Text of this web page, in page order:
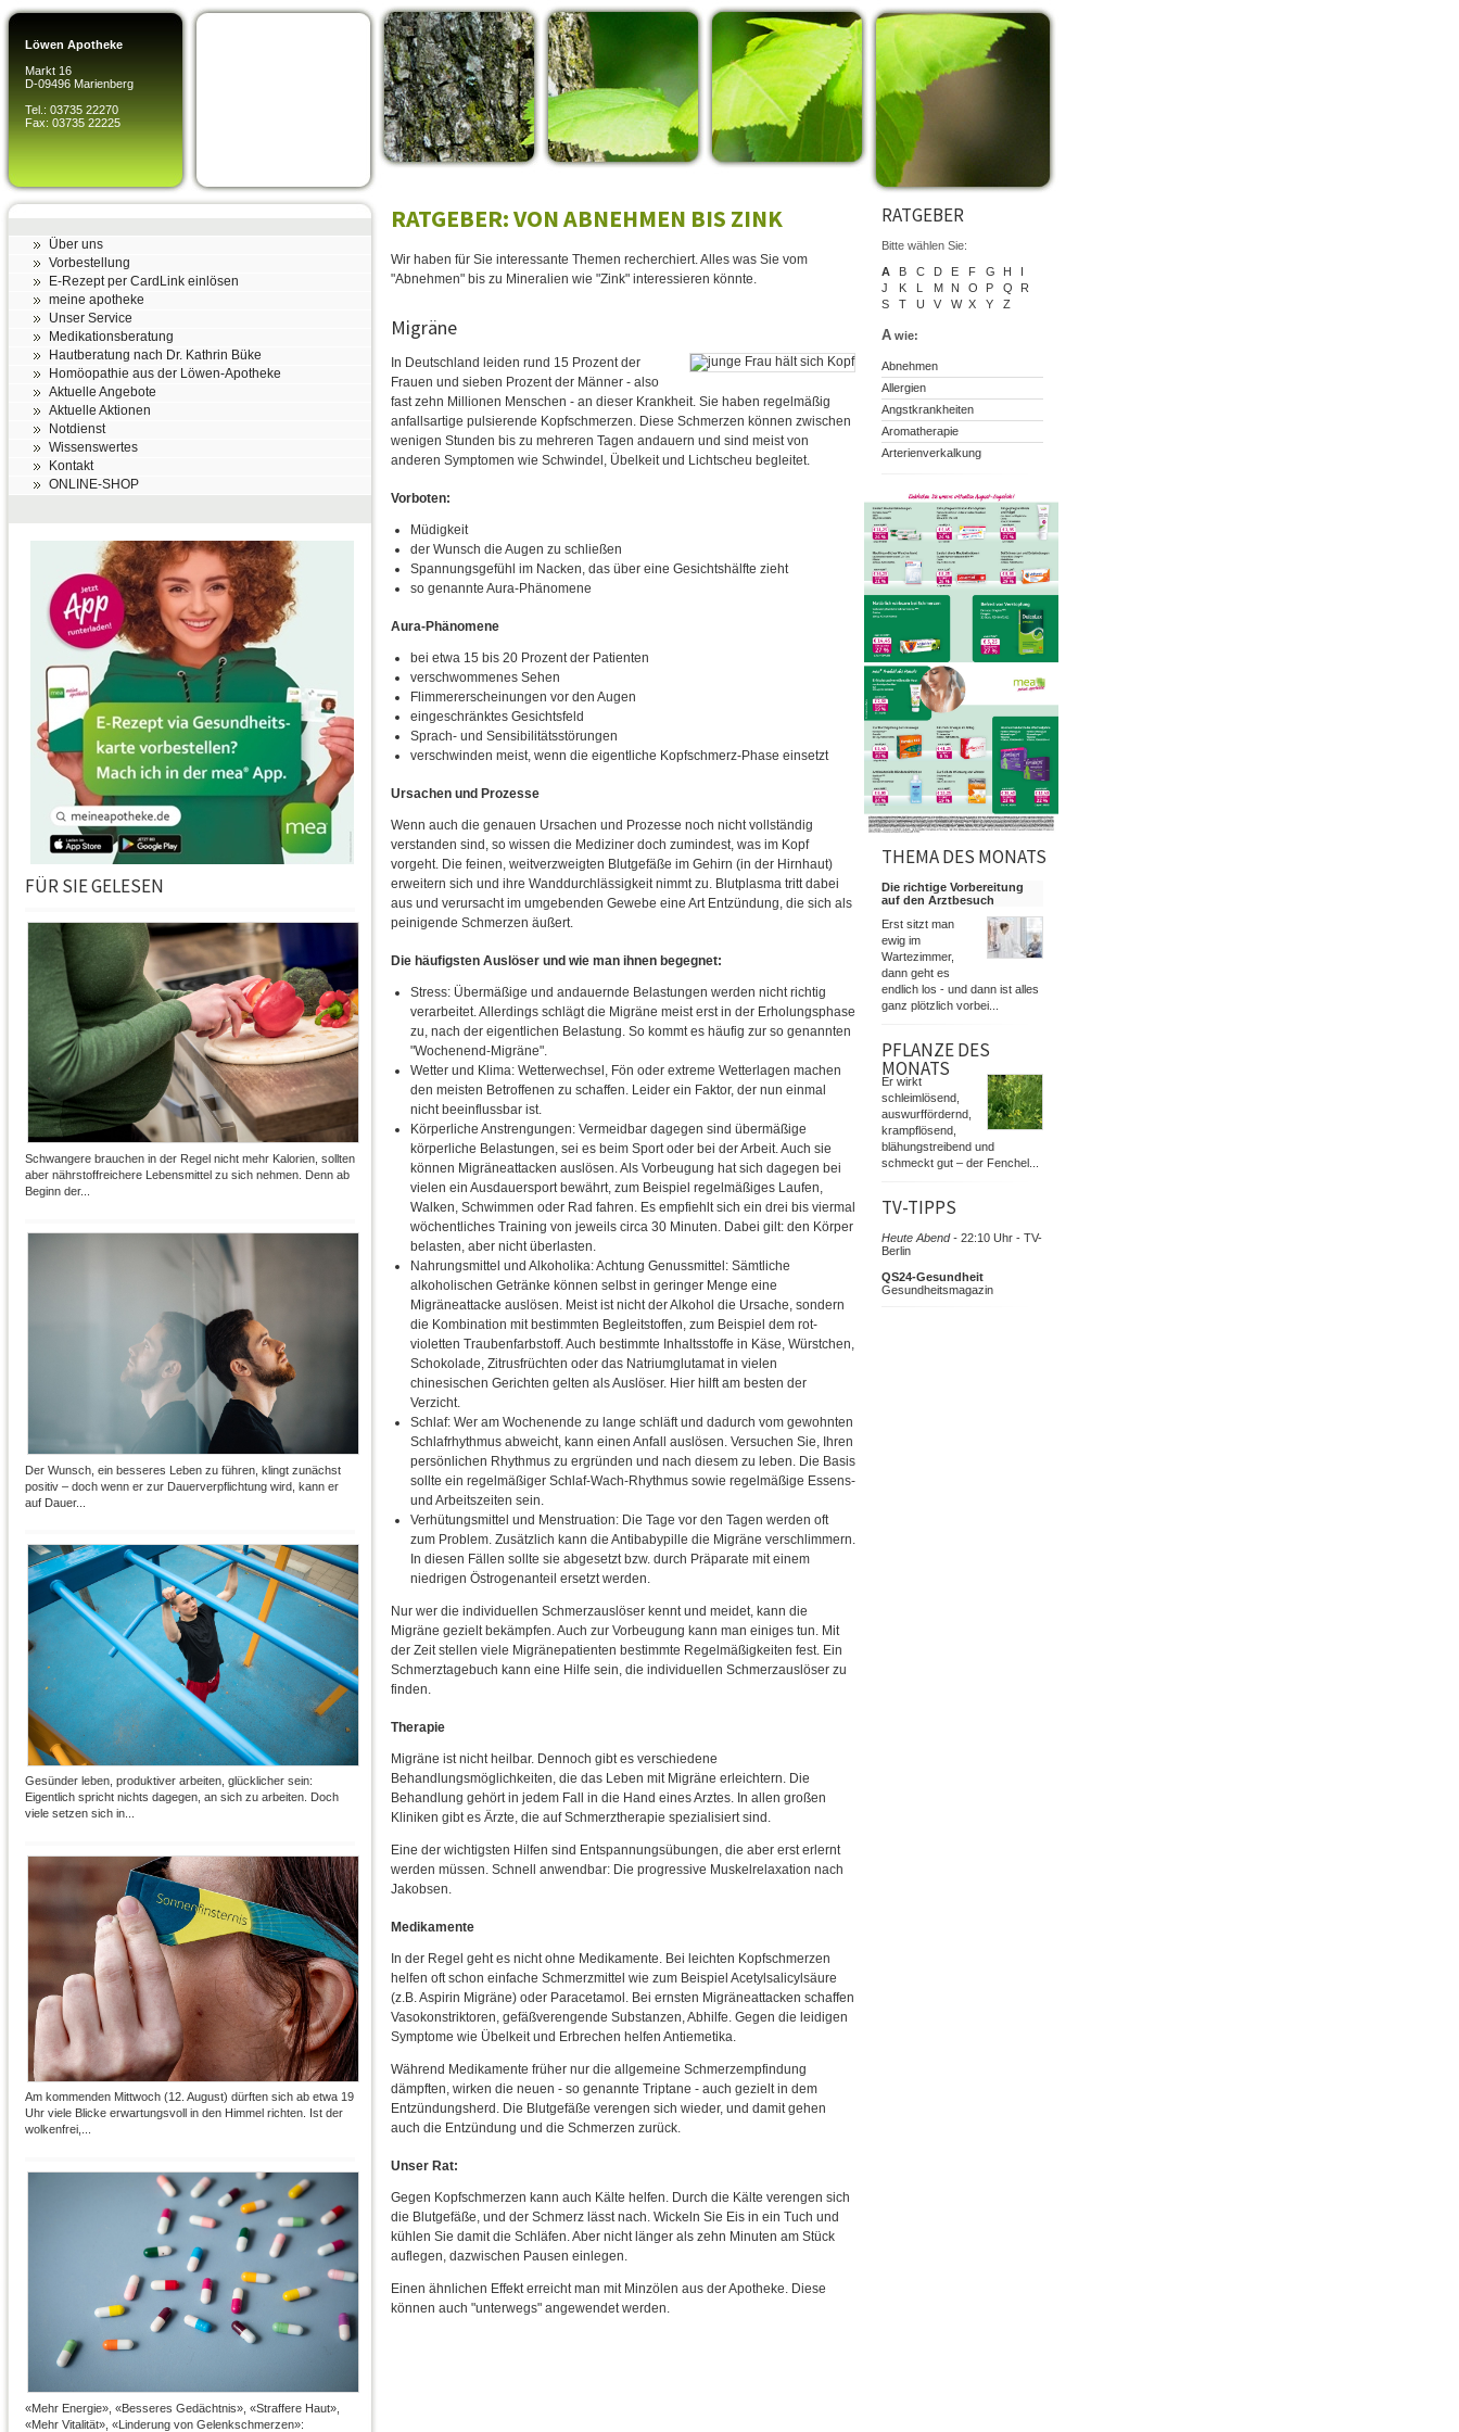
Über uns
Vorbestellung
E-Rezept per CardLink einlösen
meine apotheke
Unser Service
Medikationsberatung
Hautberatung nach Dr. Kathrin Büke
Homöopathie aus der Löwen-Apotheke
Aktuelle Angebote
Aktuelle Aktionen
Notdienst
Wissenswertes
Kontakt
ONLINE-SHOP
Löwen Apotheke
Markt 16
D-09496 Marienberg
Tel.: 03735 22270
Fax: 03735 22225
FÜR SIE GELESEN
Schwangere brauchen in der Regel nicht mehr Kalorien, sollten
aber nährstoffreichere Lebensmittel zu sich nehmen. Denn ab
Beginn der...
Der Wunsch, ein besseres Leben zu führen, klingt zunächst
positiv – doch wenn er zur Dauerverpflichtung wird, kann er
auf Dauer...
Gesünder leben, produktiver arbeiten, glücklicher sein:
Eigentlich spricht nichts dagegen, an sich zu arbeiten. Doch
viele setzen sich in...
Am kommenden Mittwoch (12. August) dürften sich ab etwa 19
Uhr viele Blicke erwartungsvoll in den Himmel richten. Ist der
wolkenfrei,...
«Mehr Energie», «Besseres Gedächtnis», «Straffere Haut»,
«Mehr Vitalität», «Linderung von Gelenkschmerzen»:
RATGEBER: VON ABNEHMEN BIS ZINK
Wir haben für Sie interessante Themen recherchiert. Alles was Sie vom
"Abnehmen" bis zu Mineralien wie "Zink" interessieren könnte.
Migräne
In Deutschland leiden rund 15 Prozent der
Frauen und sieben Prozent der Männer - also
fast zehn Millionen Menschen - an dieser Krankheit. Sie haben regelmäßig
anfallsartige pulsierende Kopfschmerzen. Diese Schmerzen können zwischen
wenigen Stunden bis zu mehreren Tagen andauern und sind meist von
anderen Symptomen wie Schwindel, Übelkeit und Lichtscheu begleitet.
Vorboten:
Müdigkeit
der Wunsch die Augen zu schließen
Spannungsgefühl im Nacken, das über eine Gesichtshälfte zieht
so genannte Aura-Phänomene
Aura-Phänomene
bei etwa 15 bis 20 Prozent der Patienten
verschwommenes Sehen
Flimmererscheinungen vor den Augen
eingeschränktes Gesichtsfeld
Sprach- und Sensibilitätsstörungen
verschwinden meist, wenn die eigentliche Kopfschmerz-Phase einsetzt
Ursachen und Prozesse
Wenn auch die genauen Ursachen und Prozesse noch nicht vollständig
verstanden sind, so wissen die Mediziner doch zumindest, was im Kopf
vorgeht. Die feinen, weitverzweigten Blutgefäße im Gehirn (in der Hirnhaut)
erweitern sich und ihre Wanddurchlässigkeit nimmt zu. Blutplasma tritt dabei
aus und verursacht im umgebenden Gewebe eine Art Entzündung, die sich als
peinigende Schmerzen äußert.
Die häufigsten Auslöser und wie man ihnen begegnet:
Stress: Übermäßige und andauernde Belastungen werden nicht richtig
verarbeitet. Allerdings schlägt die Migräne meist erst in der Erholungsphase
zu, nach der eigentlichen Belastung. So kommt es häufig zur so genannten
"Wochenend-Migräne".
Wetter und Klima: Wetterwechsel, Fön oder extreme Wetterlagen machen
den meisten Betroffenen zu schaffen. Leider ein Faktor, der nun einmal
nicht beeinflussbar ist.
Körperliche Anstrengungen: Vermeidbar dagegen sind übermäßige
körperliche Belastungen, sei es beim Sport oder bei der Arbeit. Auch sie
können Migräneattacken auslösen. Als Vorbeugung hat sich dagegen bei
vielen ein Ausdauersport bewährt, zum Beispiel regelmäßiges Laufen,
Walken, Schwimmen oder Rad fahren. Es empfiehlt sich ein drei bis viermal
wöchentliches Training von jeweils circa 30 Minuten. Dabei gilt: den Körper
belasten, aber nicht überlasten.
Nahrungsmittel und Alkoholika: Achtung Genussmittel: Sämtliche
alkoholischen Getränke können selbst in geringer Menge eine
Migräneattacke auslösen. Meist ist nicht der Alkohol die Ursache, sondern
die Kombination mit bestimmten Begleitstoffen, zum Beispiel dem rot-
violetten Traubenfarbstoff. Auch bestimmte Inhaltsstoffe in Käse, Würstchen,
Schokolade, Zitrusfrüchten oder das Natriumglutamat in vielen
chinesischen Gerichten gelten als Auslöser. Hier hilft am besten der
Verzicht.
Schlaf: Wer am Wochenende zu lange schläft und dadurch vom gewohnten
Schlafrhythmus abweicht, kann einen Anfall auslösen. Versuchen Sie, Ihren
persönlichen Rhythmus zu ergründen und nach diesem zu leben. Die Basis
sollte ein regelmäßiger Schlaf-Wach-Rhythmus sowie regelmäßige Essens-
und Arbeitszeiten sein.
Verhütungsmittel und Menstruation: Die Tage vor den Tagen werden oft
zum Problem. Zusätzlich kann die Antibabypille die Migräne verschlimmern.
In diesen Fällen sollte sie abgesetzt bzw. durch Präparate mit einem
niedrigen Östrogenanteil ersetzt werden.
Nur wer die individuellen Schmerzauslöser kennt und meidet, kann die
Migräne gezielt bekämpfen. Auch zur Vorbeugung kann man einiges tun. Mit
der Zeit stellen viele Migränepatienten bestimmte Regelmäßigkeiten fest. Ein
Schmerztagebuch kann eine Hilfe sein, die individuellen Schmerzauslöser zu
finden.
Therapie
Migräne ist nicht heilbar. Dennoch gibt es verschiedene
Behandlungsmöglichkeiten, die das Leben mit Migräne erleichtern. Die
Behandlung gehört in jedem Fall in die Hand eines Arztes. In allen großen
Kliniken gibt es Ärzte, die auf Schmerztherapie spezialisiert sind.
Eine der wichtigsten Hilfen sind Entspannungsübungen, die aber erst erlernt
werden müssen. Schnell anwendbar: Die progressive Muskelrelaxation nach
Jakobsen.
Medikamente
In der Regel geht es nicht ohne Medikamente. Bei leichten Kopfschmerzen
helfen oft schon einfache Schmerzmittel wie zum Beispiel Acetylsalicylsäure
(z.B. Aspirin Migräne) oder Paracetamol. Bei ernsten Migräneattacken schaffen
Vasokonstriktoren, gefäßverengende Substanzen, Abhilfe. Gegen die leidigen
Symptome wie Übelkeit und Erbrechen helfen Antiemetika.
Während Medikamente früher nur die allgemeine Schmerzempfindung
dämpften, wirken die neuen - so genannte Triptane - auch gezielt in dem
Entzündungsherd. Die Blutgefäße verengen sich wieder, und damit gehen
auch die Entzündung und die Schmerzen zurück.
Unser Rat:
Gegen Kopfschmerzen kann auch Kälte helfen. Durch die Kälte verengen sich
die Blutgefäße, und der Schmerz lässt nach. Wickeln Sie Eis in ein Tuch und
kühlen Sie damit die Schläfen. Aber nicht länger als zehn Minuten am Stück
auflegen, dazwischen Pausen einlegen.
Einen ähnlichen Effekt erreicht man mit Minzölen aus der Apotheke. Diese
können auch "unterwegs" angewendet werden.
RATGEBER
Bitte wählen Sie:
A
B C D E F G H
I
J
K L M N O P Q
R
S
T U V W X Y Z
A wie:
Abnehmen
Allergien
Angstkrankheiten
Aromatherapie
Arterienverkalkung
THEMA DES MONATS
Die richtige Vorbereitung
auf den Arztbesuch
Erst sitzt man
ewig im
Wartezimmer,
dann geht es
endlich los - und dann ist alles
ganz plötzlich vorbei...
PFLANZE DES
MONATS
Er wirkt
schleimlösend,
auswurffördernd,
krampflösend,
blähungstreibend und
schmeckt gut – der Fenchel...
TV-TIPPS
Heute Abend - 22:10 Uhr - TV-
Berlin
QS24-Gesundheit
Gesundheitsmagazin